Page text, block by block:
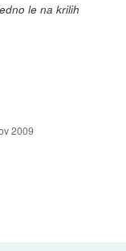
le na krilih
2009